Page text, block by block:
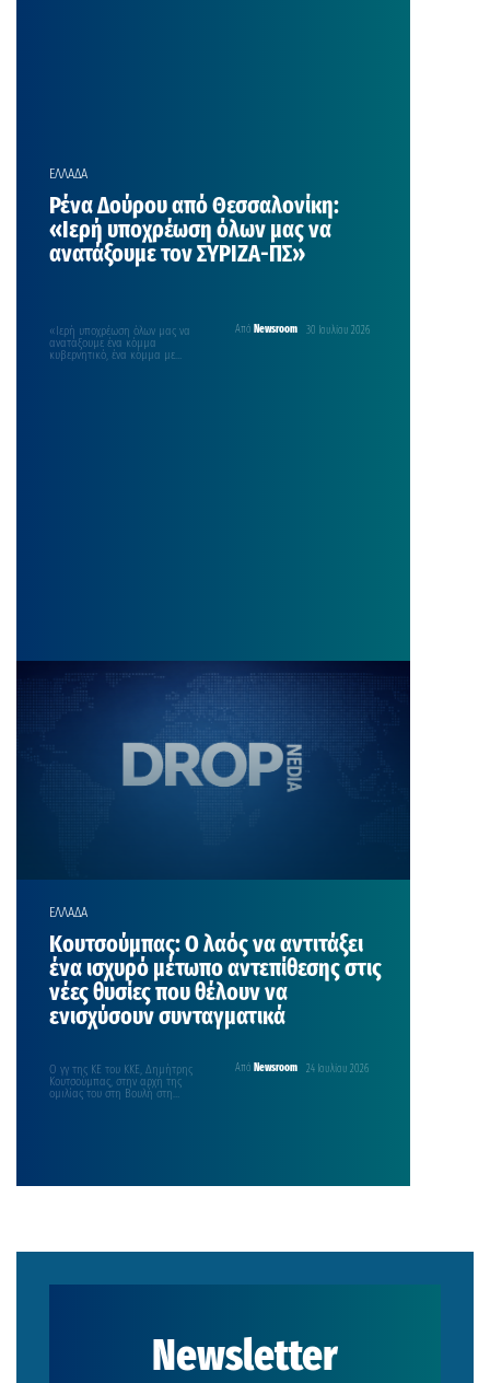
ΕΛΛΑΔΑ
Ρένα Δούρου από Θεσσαλονίκη:
«Ιερή υποχρέωση όλων μας να
ανατάξουμε τον ΣΥΡΙΖΑ-ΠΣ»
Από Newsroom 30 Ιουλίου 2026
«Ιερή υποχρέωση όλων μας να
ανατάξουμε ένα κόμμα
κυβερνητικό, ένα κόμμα με
ΕΛΛΑΔΑ
Κουτσούμπας: Ο λαός να αντιτάξει
ένα ισχυρό μέτωπο αντεπίθεσης στις
νέες θυσίες που θέλουν να
ενισχύσουν συνταγματικά
Από Newsroom 24 Ιουλίου 2026
Ο γγ της ΚΕ του ΚΚΕ, Δημήτρης
Κουτσούμπας, στην αρχή της
ομιλίας του στη Βουλή στη
Newsletter